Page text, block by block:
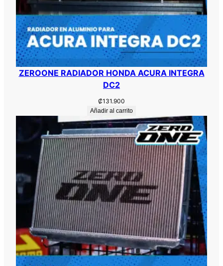
ZEROONE RADIADOR HONDA ACURA INTEGRA
DC2
₡131.900
Añadir al carrito